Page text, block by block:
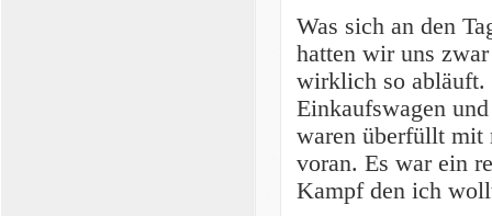
Was sich an den
hatten wir uns
wirklich so abläuft.
Einkaufswagen
waren überfüllt mit
voran. Es war ein
Kampf den ich